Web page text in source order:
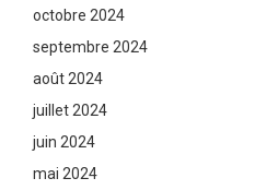
octobre 2024
septembre 2024
août 2024
juillet 2024
juin 2024
mai 2024